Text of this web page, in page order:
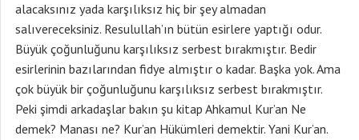
alacaksınız yada karşılıksız hiç bir şey almadan
salıvereceksiniz. Resulullah’ın bütün esirlere yaptığı odur.
Büyük çoğunluğunu karşılıksız serbest bırakmıştır. Bedir
esirlerinin bazılarından fidye almıştır o kadar. Başka yok. Ama
çok büyük bir çoğunluğunu karşılıksız serbest bırakmıştır.
Peki şimdi arkadaşlar bakın şu kitap Ahkamul Kur’an Ne
demek? Manası ne? Kur’an Hükümleri demektir. Yani Kur’an.